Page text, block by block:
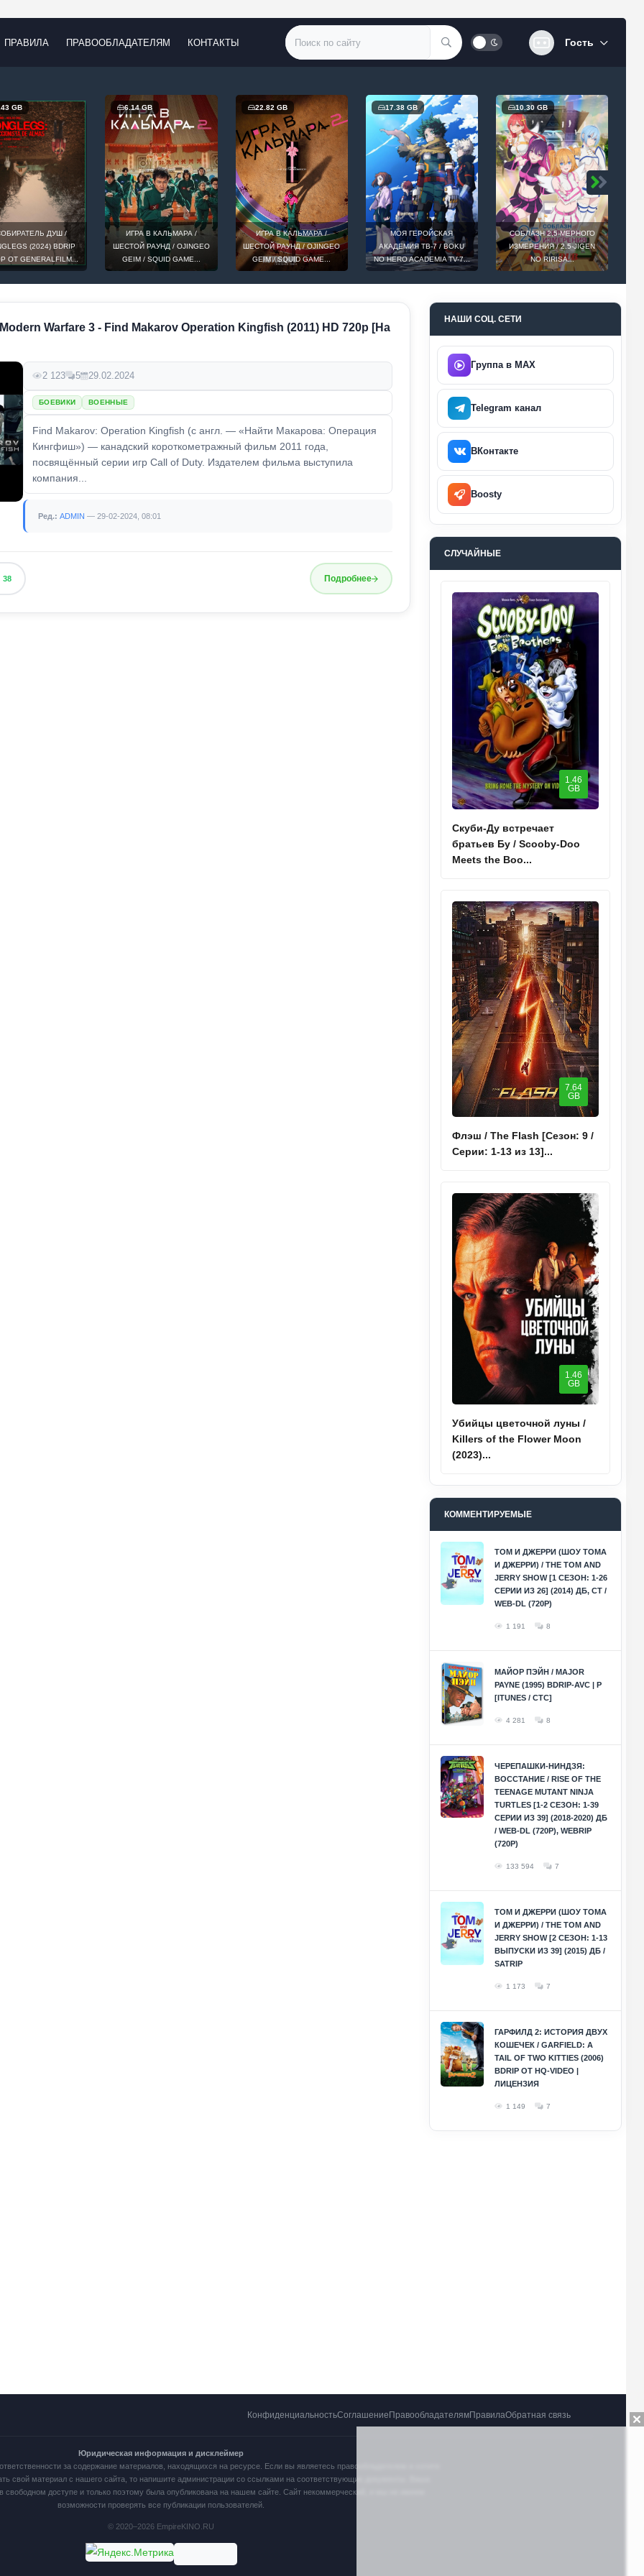
ПРАВИЛА ПРАВООБЛАДАТЕЛЯМ КОНТАКТЫ Гость
GB
ДУШ /
(2024) BDRIP
ОТ GENERALFILM...
6.14 GB
ИГРА В КАЛЬМАРА /
ШЕСТОЙ РАУНД / OJINGEO
GEIM / SQUID GAME...
22.82 GB
ИГРА В КАЛЬМАРА /
ШЕСТОЙ РАУНД / OJINGEO
GEIM / SQUID GAME...
17.38 GB
МОЯ ГЕРОЙСКАЯ
АКАДЕМИЯ ТВ-7 / BOKU
NO HERO ACADEMIA TV-7...
10.30 GB
СОБЛАЗН 2,5-МЕРНОГО
ИЗМЕРЕНИЯ / 2.5-JIGEN
NO RIRISA...
Warfare 3 - Find Makarov Operation Kingfish (2011) HD 720p [На
2 123 5 29.02.2024
БОЕВИКИ ВОЕННЫЕ
Find Makarov: Operation Kingfish (с англ. — «Найти Макарова: Операция
Кингфиш») — канадский короткометражный фильм 2011 года,
посвящённый серии игр Call of Duty. Издателем фильма выступила
компания...
Ред.: ADMIN — 29-02-2024, 08:01
38 Подробнее
НАШИ СОЦ. СЕТИ
Группа в MAX
Telegram канал
ВКонтакте
Boosty
СЛУЧАЙНЫЕ
1.46
GB
Скуби-Ду встречает
братьев Бу / Scooby-Doo
Meets the Boo...
7.64
GB
Флэш / The Flash [Сезон: 9 /
Серии: 1-13 из 13]...
1.46
GB
Убийцы цветочной луны /
Killers of the Flower Moon
(2023)...
КОММЕНТИРУЕМЫЕ
ТОМ И ДЖЕРРИ (ШОУ ТОМА
И ДЖЕРРИ) / THE TOM AND
JERRY SHOW [1 СЕЗОН: 1-26
СЕРИИ ИЗ 26] (2014) ДБ, СТ /
WEB-DL (720P)
1 191 8
МАЙОР ПЭЙН / MAJOR
PAYNE (1995) BDRIP-AVC | P
[ITUNES / СТС]
4 281 8
ЧЕРЕПАШКИ-НИНДЗЯ:
ВОССТАНИЕ / RISE OF THE
TEENAGE MUTANT NINJA
TURTLES [1-2 СЕЗОН: 1-39
СЕРИИ ИЗ 39] (2018-2020) ДБ
/ WEB-DL (720P), WEBRIP
(720P)
133 594 7
ТОМ И ДЖЕРРИ (ШОУ ТОМА
И ДЖЕРРИ) / THE TOM AND
JERRY SHOW [2 СЕЗОН: 1-13
ВЫПУСКИ ИЗ 39] (2015) ДБ /
SATRIP
1 173 7
ГАРФИЛД 2: ИСТОРИЯ ДВУХ
КОШЕЧЕК / GARFIELD: A
TAIL OF TWO KITTIES (2006)
BDRIP ОТ HQ-VIDEO |
ЛИЦЕНЗИЯ
1 149 7
КонфиденциальностьСоглашение ПравообладателямПравилаОбратная связь
Юридическая информация и дисклеймер
за содержание материалов, находящихся на ресурсе. Если вы являетесь правообладателем и хотите
свой материал с нашего сайта, то напишите администрации со ссылками на соответствующие документы. Ваша
свободном доступе и только поэтому была опубликована на нашем сайте. Сайт некоммерческий, и мы не имеем
возможности проверять все публикации пользователей.
© 2020–2026 EmpireKINO.RU